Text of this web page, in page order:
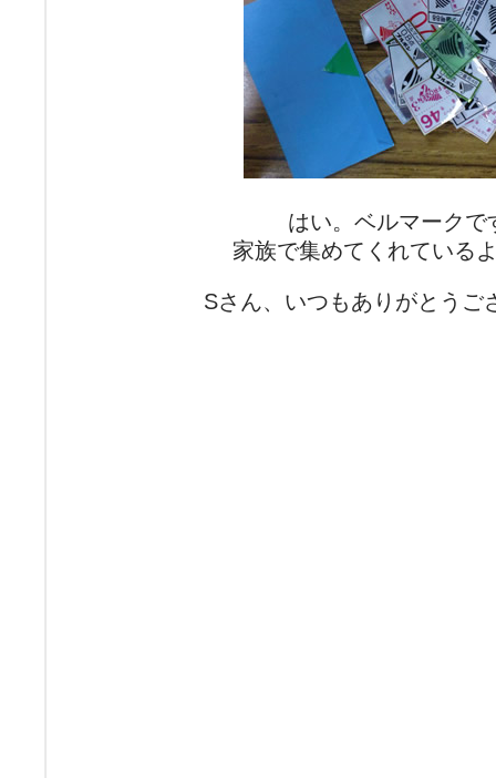
はい。ベルマークで
家族で集めてくれている
Sさん、いつもありがとうご